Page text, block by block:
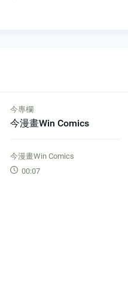
今專欄
今漫畫Win Comics
今漫畫Win Comics
00:07